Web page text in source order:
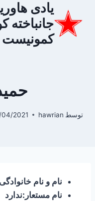
محتوا
یادی
جانباخته
کمونیست
توسط hawrian
04/2021
نام و نام
نام مستعار:ندارد